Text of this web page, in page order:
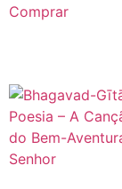
Comprar